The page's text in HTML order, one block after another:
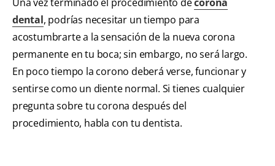
dental, podrías necesitar un tiempo para
acostumbrarte a la sensación de la nueva corona
permanente en tu boca; sin embargo, no será largo.
En poco tiempo la corono deberá verse, funcionar y
sentirse como un diente normal. Si tienes cualquier
pregunta sobre tu corona después del
procedimiento, habla con tu dentista.